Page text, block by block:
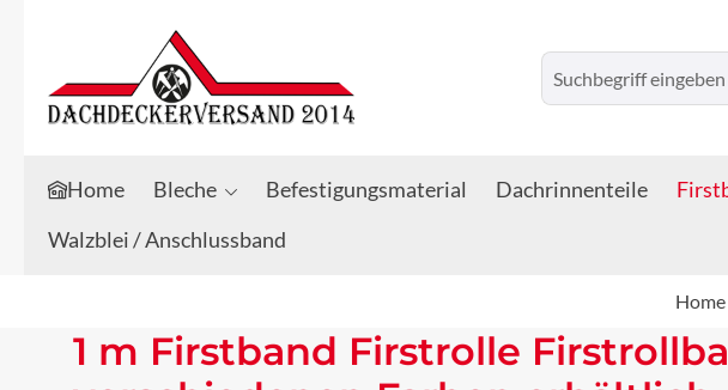
Zum Hauptinhalt springen
Zur Suche springen
Home Bleche Befestigungsmaterial Dachrinnenteile
Walzblei / Anschlussband
Home
1 m Firstband Firstrolle